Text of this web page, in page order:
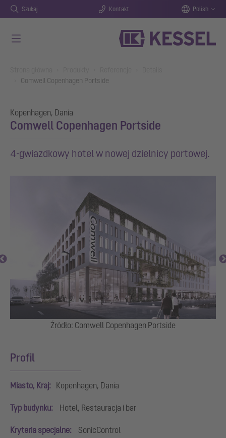
Szukaj Kontakt Polish
Comwell Copenhagen Portside
Kopenhagen, Dania
Comwell Copenhagen Portside
4-gwiazdkowy hotel w nowej dzielnicy portowej.
Źródło: Comwell Copenhagen Portside
Profil
Miasto, Kraj: Kopenhagen, Dania
Typ budynku: Hotel, Restauracja i bar
Kryteria specjalne: SonicControl